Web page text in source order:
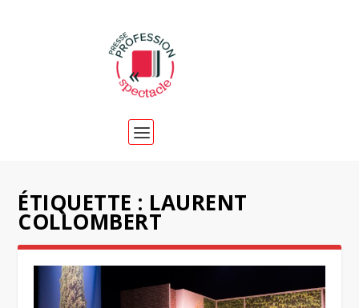
ÉTIQUETTE : LAURENT
COLLOMBERT